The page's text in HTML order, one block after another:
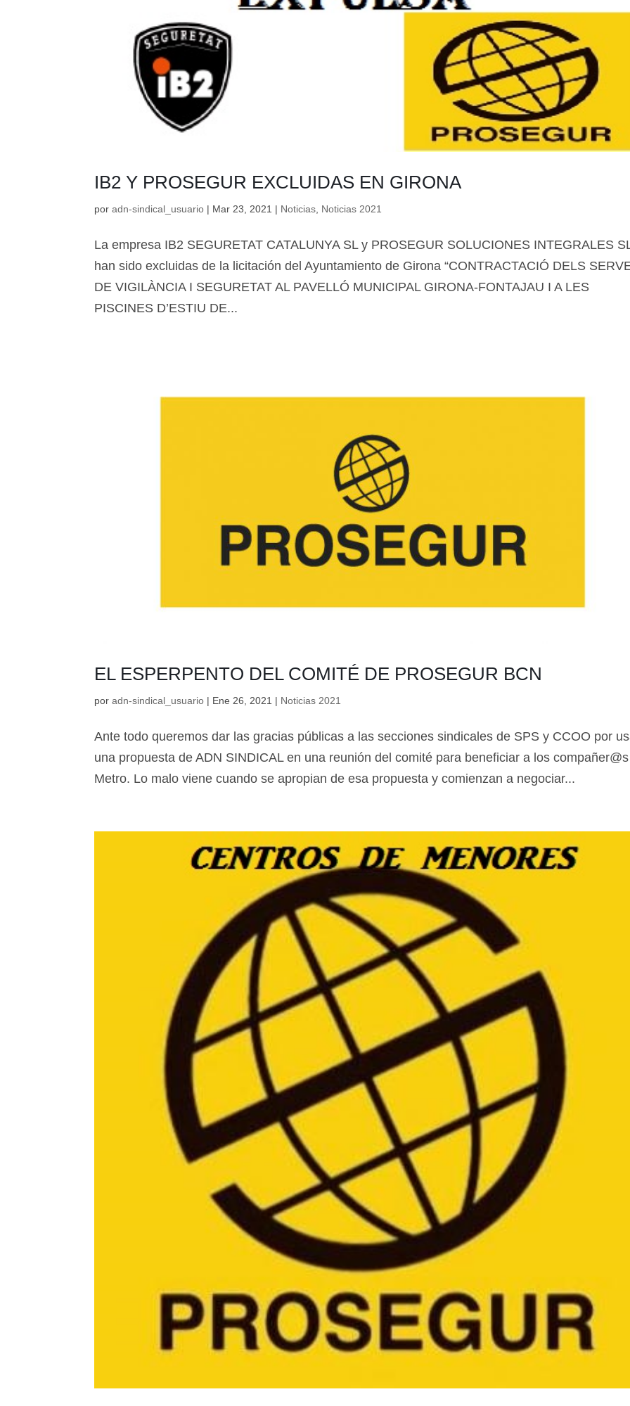
IB2 Y PROSEGUR EXCLUIDAS EN GIRONA
poradn-sindical_usuario | Mar 23, 2021 | Noticias Noticias 2021
La empresa IB2 SEGURETAT CATALUNYA SL y PROSEGUR SOLUCIONES INTEGRALES
han sido excluidas de la licitación del Ayuntamiento de Girona “CONTRACTACIÓ DELS
DE VIGILÀNCIA I SEGURETAT AL PAVELLÓ MUNICIPAL GIRONA-FONTAJAU I A LES
PISCINES D’ESTIU DE...
EL ESPERPENTO DEL COMITÉ DE PROSEGUR BCN
poradn-sindical_usuario | Ene 26, 2021 | Noticias 2021
Ante todo queremos dar las gracias públicas a las secciones sindicales de SPS y CCOO por
una propuesta de ADN SINDICAL en una reunión del comité para beneficiar a los
Metro. Lo malo viene cuando se apropian de esa propuesta y comienzan a negociar...
⚖️ Dpto. Jurídico y Abogados (Email)
🤖 Dudas Rápidas del Convenio (IA)
✊ Trámite: Afiliarse al Sindicato
📍 Info: Horarios y Contacto Sede